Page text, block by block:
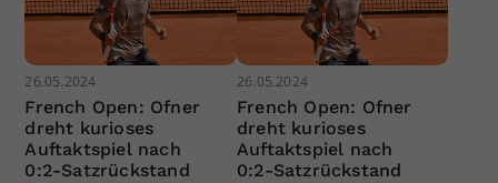
26.05.2024
French Open: Ofner
dreht kurioses
Auftaktspiel nach
0:2-Satzrückstand
26.05.2024
French Open: Ofner
dreht kurioses
Auftaktspiel nach
0:2-Satzrückstand